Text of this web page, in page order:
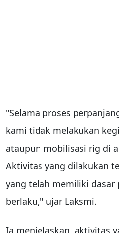
"Selama proses
kami tidak melakukan
ataupun mobilisasi rig di
Aktivitas yang dilakukan
yang telah memiliki dasar
berlaku," ujar Laksmi.
Ia menjelaskan, aktivitas